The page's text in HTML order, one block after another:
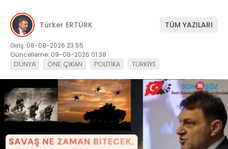
Türker ERTÜRK TÜM YAZILARI
Giriş: 08-08-2026 23:55
Güncelleme: 09-08-2026 01:38
DÜNYA ÖNE ÇIKAN POLİTİKA TÜRKİYE